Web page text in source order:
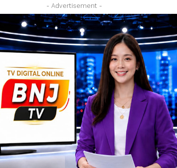
- Advertisement -